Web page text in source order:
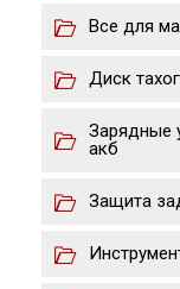
Все для
Диск
Зарядные
акб
Защита